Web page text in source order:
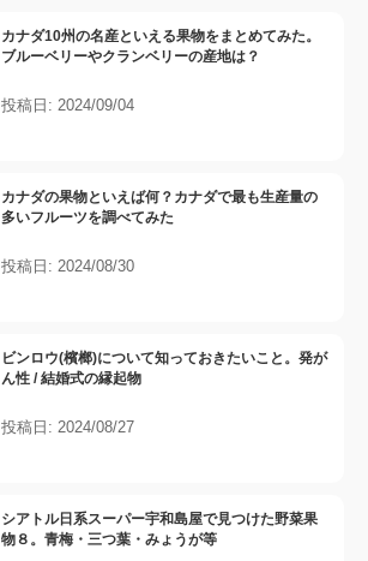
カナダ10州の名産といえる果物をまとめてみた。
ブルーベリーやクランベリーの産地は？
投稿日: 2024/09/04
カナダの果物といえば何？カナダで最も生産量の
多いフルーツを調べてみた
投稿日: 2024/08/30
ビンロウ(檳榔)について知っておきたいこと。発が
ん性 / 結婚式の縁起物
投稿日: 2024/08/27
シアトル日系スーパー宇和島屋で見つけた野菜果
物８。青梅・三つ葉・みょうが等